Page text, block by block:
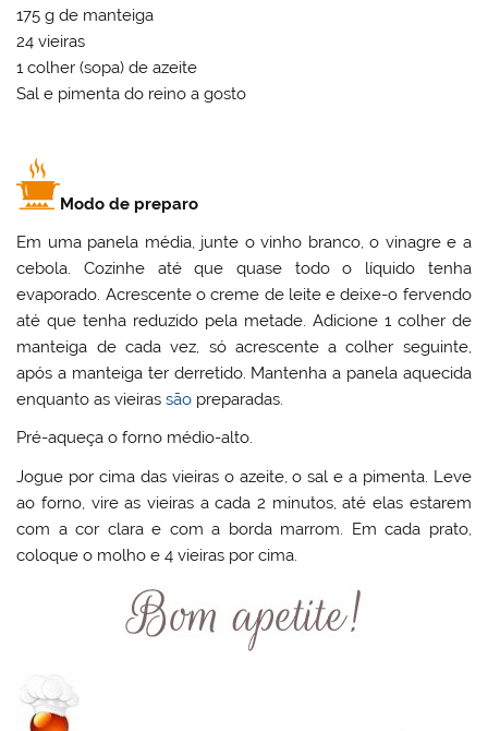
175 g de manteiga
24 vieiras
1 colher (sopa) de azeite
Sal e pimenta do reino a gosto
Modo de preparo
Em uma panela média, junte o vinho branco, o vinagre e a
cebola. Cozinhe até que quase todo o líquido tenha
evaporado. Acrescente o creme de leite e deixe-o fervendo
até que tenha reduzido pela metade. Adicione 1 colher de
manteiga de cada vez, só acrescente a colher seguinte,
após a manteiga ter derretido. Mantenha a panela aquecida
enquanto as vieirassão preparadas.
Pré-aqueça o forno médio-alto.
Jogue por cima das vieiras o azeite, o sal e a pimenta. Leve
ao forno, vire as vieiras a cada 2 minutos, até elas estarem
com a cor clara e com a borda marrom. Em cada prato,
coloque o molho e 4 vieiras por cima.